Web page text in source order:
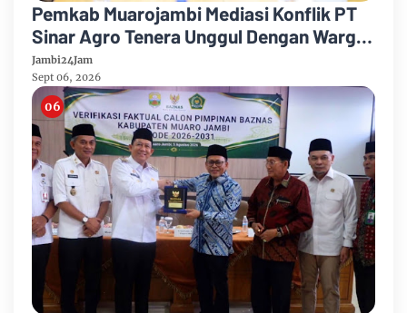
Pemkab Muarojambi Mediasi Konflik PT
Sinar Agro Tenera Unggul Dengan Warga
Sipin Teluk Duren
Jambi24Jam
Sept 06, 2026